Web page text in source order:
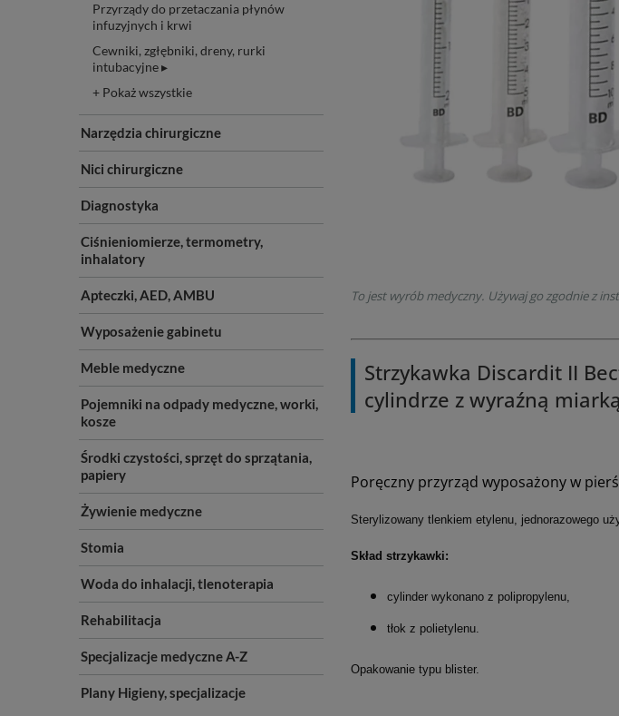
Przyrządy do przetaczania płynów
infuzyjnych i krwi
Cewniki, zgłębniki, dreny, rurki
intubacyjne ▸
+ Pokaż wszystkie
Narzędzia chirurgiczne
Nici chirurgiczne
Diagnostyka
Ciśnieniomierze, termometry,
inhalatory
Apteczki, AED, AMBU
Wyposażenie gabinetu
Meble medyczne
Pojemniki na odpady medyczne, worki,
kosze
Środki czystości, sprzęt do sprzątania,
papiery
Żywienie medyczne
Stomia
Woda do inhalacji, tlenoterapia
Rehabilitacja
Specjalizacje medyczne A-Z
Plany Higieny, specjalizacje
To jest wyrób medyczny. Używaj go zgodnie z
Strzykawka Discardit II
cylindrze z wyraźną
Poręczny przyrząd wyposażony w
Sterylizowany tlenkiem etylenu, jednorazowego
Skład strzykawki:
cylinder wykonano z polipropylenu,
tłok z polietylenu.
Opakowanie typu blister.